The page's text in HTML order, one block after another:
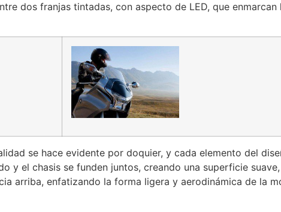
dos franjas tintadas, con aspecto de LED, que
se hace evidente por doquier, y cada elemento del
y el chasis se funden juntos, creando una superficie
arriba, enfatizando la forma ligera y aerodinámica de la